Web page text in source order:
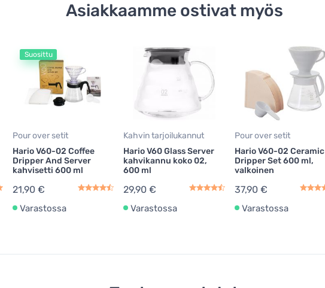
Asiakkaamme ostivat myös
Suosittu
Pour over setit
Hario V60-02 Coffee
Dripper And Server
kahvisetti 600 ml
21,90 €
Varastossa
Kahvin tarjoilukannut
Hario V60 Glass Server
kahvikannu koko 02,
600 ml
29,90 €
Varastossa
Pour over setit
Hario V60-02 Ceramic
Dripper Set 600 ml,
valkoinen
37,90 €
Varastossa